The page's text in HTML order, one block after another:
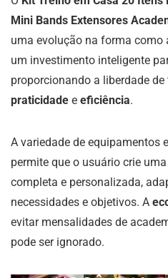
Mini Bands Extensores
uma evolução na forma como
um investimento inteligente
proporcionando a liberdade de
praticidade e eficiência.
A variedade de equipamentos
permite que o usuário crie
completa e personalizada,
necessidades e objetivos. A
evitar mensalidades de
pode ser ignorado.